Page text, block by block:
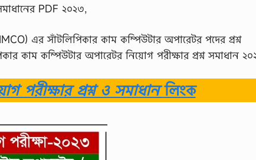
PDF ২০২৩,
এর সাঁটলিপিকার কাম কম্পিউটার অপারেটর পদের প্রশ্ন
কাম কম্পিউটার অপারেটর নিয়োগ পরীক্ষার প্রশ্ন সমাধান
পরীক্ষার প্রশ্ন ও সমাধানলিংক